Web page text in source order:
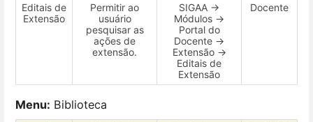
Editais de
Extensão
Permitir ao
usuário
pesquisar as
ações de
extensão.
SIGAA →
Módulos →
Portal do
Docente →
Extensão →
Editais de
Extensão
Docente
Menu: Biblioteca